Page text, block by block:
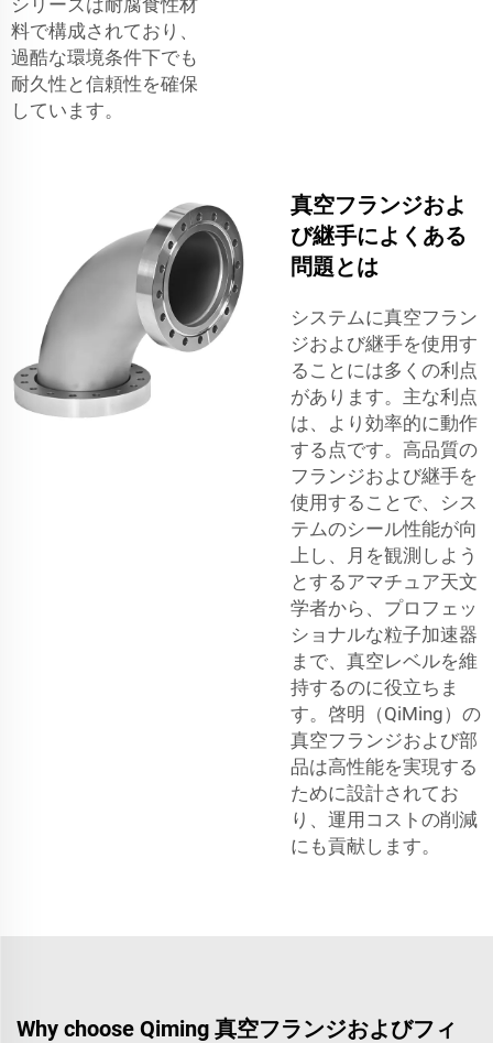
料で構成されており、
過酷な環境条件下でも
耐久性と信頼性を確保
しています。
真空フランジおよ
び継手によくある
問題とは
システムに真空フラン
ジおよび継手を使用す
ることには多くの利点
があります。主な利点
は、より効率的に動作
する点です。高品質の
フランジおよび継手を
使用することで、シス
テムのシール性能が向
上し、月を観測しよう
とするアマチュア天文
学者から、プロフェッ
ショナルな粒子加速器
まで、真空レベルを維
持するのに役立ちま
す。啓明（QiMing）の
真空フランジおよび部
品は高性能を実現する
ために設計されてお
り、運用コストの削減
にも貢献します。
Why choose Qiming 真空フランジおよびフィ